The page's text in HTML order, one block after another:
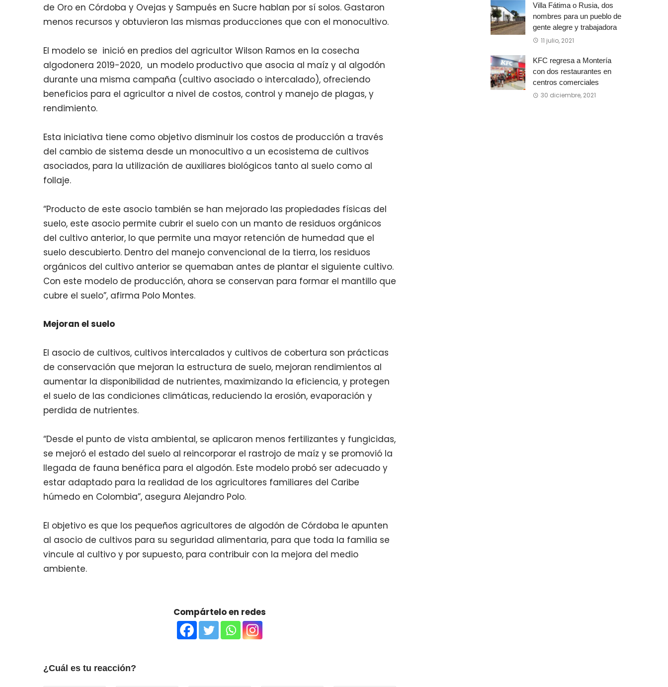
de Oro en Córdoba y Ovejas y Sampués en Sucre hablan por sí solos. Gastaron
menos recursos y obtuvieron las mismas producciones que con el monocultivo.
El modelo se inició en predios del agricultor Wilson Ramos en la cosecha
algodonera 2019-2020, un modelo productivo que asocia al maíz y al algodón
durante una misma campaña (cultivo asociado o intercalado), ofreciendo
beneficios para el agricultor a nivel de costos, control y manejo de plagas, y
rendimiento.
Esta iniciativa tiene como objetivo disminuir los costos de producción a través
del cambio de sistema desde un monocultivo a un ecosistema de cultivos
asociados, para la utilización de auxiliares biológicos tanto al suelo como al
follaje.
“Producto de este asocio también se han mejorado las propiedades físicas del
suelo, este asocio permite cubrir el suelo con un manto de residuos orgánicos
del cultivo anterior, lo que permite una mayor retención de humedad que el
suelo descubierto. Dentro del manejo convencional de la tierra, los residuos
orgánicos del cultivo anterior se quemaban antes de plantar el siguiente cultivo.
Con este modelo de producción, ahora se conservan para formar el mantillo que
cubre el suelo”, afirma Polo Montes.
Mejoran el suelo
El asocio de cultivos, cultivos intercalados y cultivos de cobertura son prácticas
de conservación que mejoran la estructura de suelo, mejoran rendimientos al
aumentar la disponibilidad de nutrientes, maximizando la eficiencia, y protegen
el suelo de las condiciones climáticas, reduciendo la erosión, evaporación y
perdida de nutrientes.
“Desde el punto de vista ambiental, se aplicaron menos fertilizantes y fungicidas,
se mejoró el estado del suelo al reincorporar el rastrojo de maíz y se promovió la
llegada de fauna benéfica para el algodón. Este modelo probó ser adecuado y
estar adaptado para la realidad de los agricultores familiares del Caribe
húmedo en Colombia”, asegura Alejandro Polo.
El objetivo es que los pequeños agricultores de algodón de Córdoba le apunten
al asocio de cultivos para su seguridad alimentaria, para que toda la familia se
vincule al cultivo y por supuesto, para contribuir con la mejora del medio
ambiente.
Compártelo en redes
¿Cuál es tu reacción?
Villa Fátima o Rusia, dos
nombres para un pueblo de
gente alegre y trabajadora
11 julio, 2021
KFC regresa a Montería
con dos restaurantes en
centros comerciales
30 diciembre, 2021